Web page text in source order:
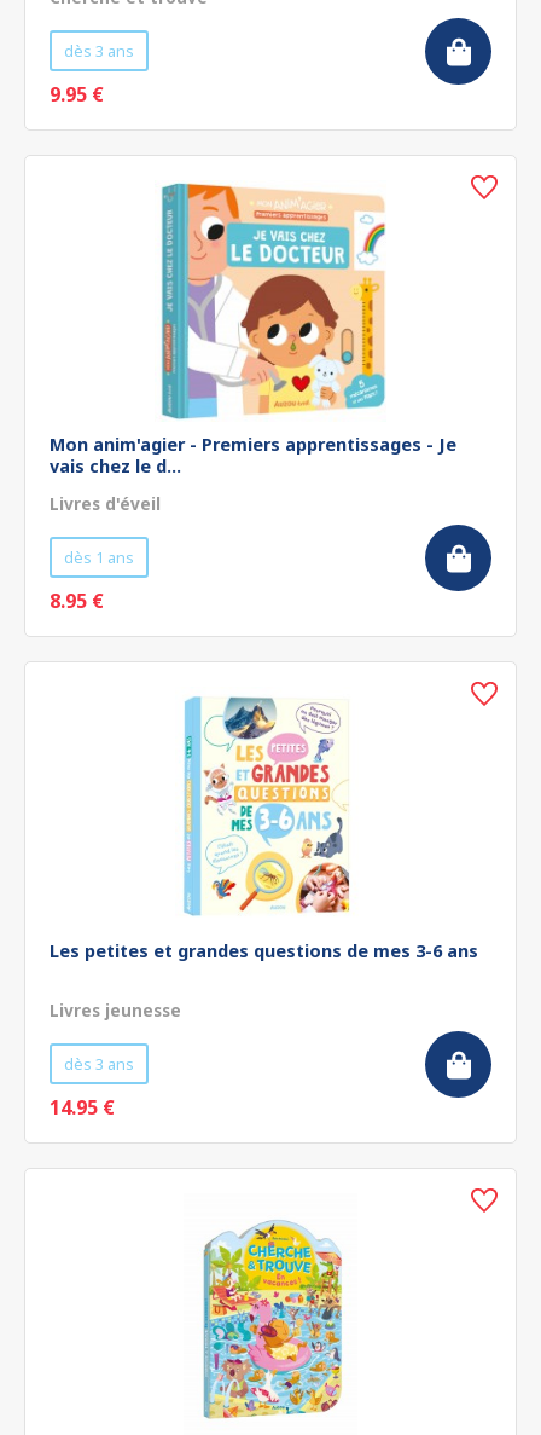
dès 3 ans
9.95 €
Mon anim'agier - Premiers apprentissages - Je
vais chez le d...
Livres d'éveil
dès 1 ans
8.95 €
Les petites et grandes questions de mes 3-6 ans
Livres jeunesse
dès 3 ans
14.95 €